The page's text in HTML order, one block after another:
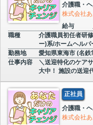
介護職・
株式会社
給与
職種
介護職員初任者研
ー)系/ホームヘルパ
勤務地
愛知県東海市 (名鉄
仕事内容
＼送迎特化のケア
大中！ 施設の送迎
正社員
介護職・
株式会社